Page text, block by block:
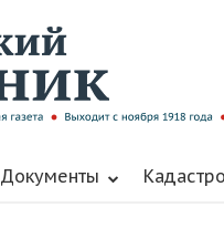
Документы